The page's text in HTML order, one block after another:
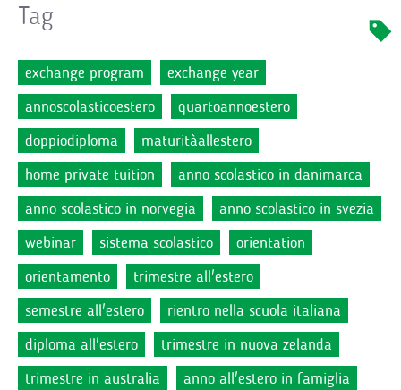
Tag
exchange program
exchange year
annoscolasticoestero
quartoannoestero
doppiodiploma
maturitàallestero
home private tuition
anno scolastico in danimarca
anno scolastico in norvegia
anno scolastico in svezia
webinar
sistema scolastico
orientation
orientamento
trimestre all'estero
semestre all'estero
rientro nella scuola italiana
diploma all'estero
trimestre in nuova zelanda
trimestre in australia
anno all'estero in famiglia